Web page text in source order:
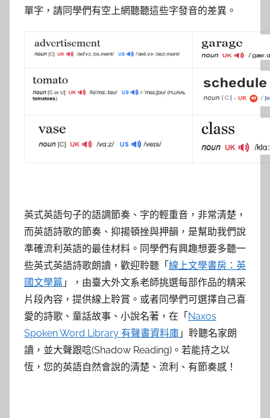
單字，請同學們有空上網聽聽這些字發音的差異。
英式英語句子的語調節奏、字的輕重音，非常清楚，
而英語詩歌的節奏、抑揚頓挫與押韻，是幫助我們說
準確流利英語的最佳材料。同學們有興趣想要多聽一
些英式英語詩歌朗讀，歡迎聆聽「線上文學書房：英
國文學篇 」，由臺大外文系老師挑選每部作品的精采
片段內容，提供線上聆賞。或者同學們可選擇自己喜
愛的詩歌、童話故事、小說名著，在「Naxos
Spoken Word Library 有聲書資料庫 」聆聽名家朗
讀，並大聲跟唸(Shadow Reading)。若能持之以
恆，您的英語自然會說的清楚、流利、有節奏感！